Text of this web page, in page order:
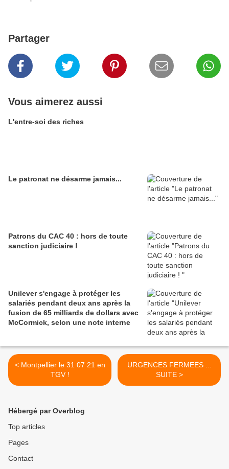
Partager
Vous aimerez aussi
L'entre-soi des riches
Le patronat ne désarme jamais...
Patrons du CAC 40 : hors de toute
sanction judiciaire !
Unilever s'engage à protéger les
salariés pendant deux ans après la
fusion de 65 milliards de dollars avec
McCormick, selon une note interne
< Montpellier le 31 07 21 en
TGV !
URGENCES FERMEES ...
SUITE >
Hébergé par Overblog
Top articles
Pages
Contact